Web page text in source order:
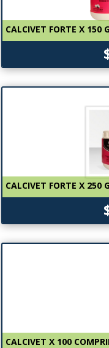
CALCIVET FORTE X 150
CALCIVET FORTE X 250
CALCIVET X 100